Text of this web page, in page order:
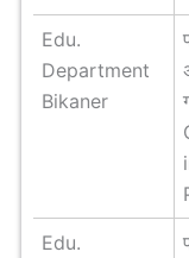
Edu.
Department
Bikaner
Edu.